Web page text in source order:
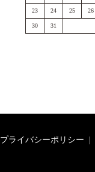
23 24 25 26
30 31
プライバシーポリシー